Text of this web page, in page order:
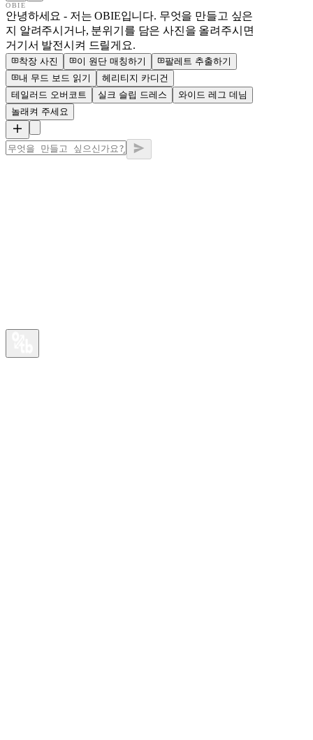
OBIE
안녕하세요 - 저는 OBIE입니다. 무엇을 만들고 싶은
지 알려주시거나, 분위기를 담은 사진을 올려주시면
거기서 발전시켜 드릴게요.
착장 사진 이 원단 매칭하기
팔레트 추출하기
내 무드 보드 읽기
헤리티지 카디건
테일러드 오버코트
실크 슬립 드레스
와이드 레그 데님
놀래켜 주세요